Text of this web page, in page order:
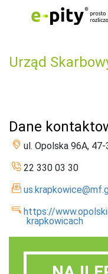
Urząd
Dane
ul. Opolska 96A,
22 330 03 30
https://
krapkowicach